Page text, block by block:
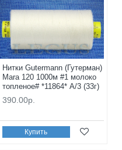
Нитки Gutermann (Гутерман)
Mara 120 1000м #1 молоко
топленое# *11864* A/3 (33г)
390.00р.
Купить